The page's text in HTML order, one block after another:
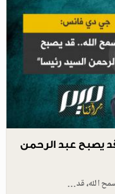
يصبح عبد الرحمن
الله، قد…